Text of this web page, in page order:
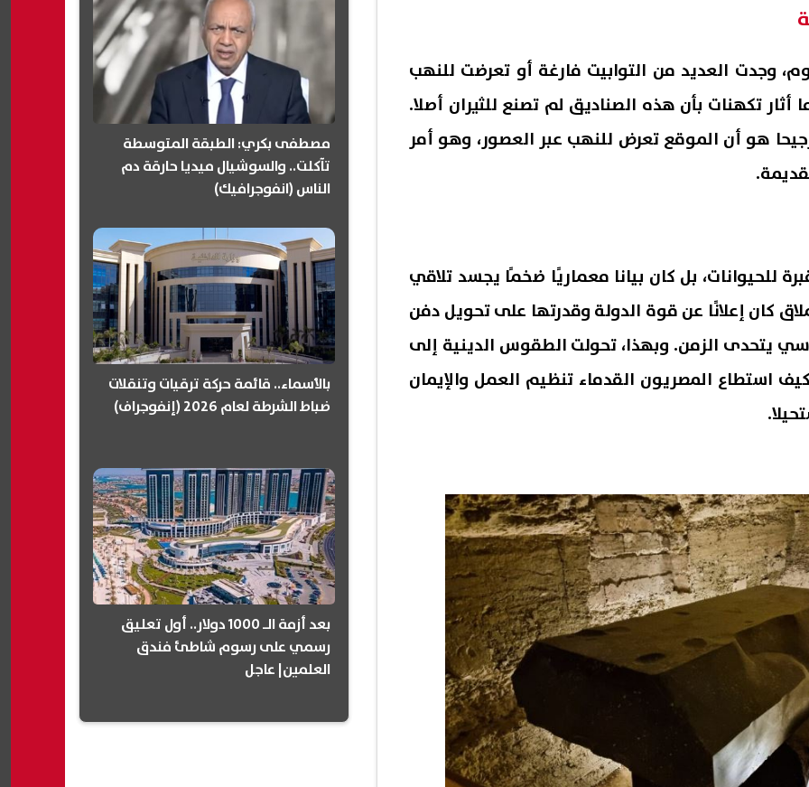
وجدت العديد من التوابيت فارغة أو تعرضت للنهب
أثار تكهنات بأن هذه الصناديق لم تصنع للثيران أصلا.
هو أن الموقع تعرض للنهب عبر العصور، وهو أمر
للحيوانات، بل كان بيانا معماريًا ضخمًا يجسد تلاقي
كان إعلانًا عن قوة الدولة وقدرتها على تحويل دفن
يتحدى الزمن. وبهذا، تحولت الطقوس الدينية إلى
استطاع المصريون القدماء تنظيم العمل والإيمان
مصطفى بكري: الطبقة المتوسطة
تآكلت.. والسوشيال ميديا حارقة دم
الناس (انفوجرافيك)
بالأسماء.. قائمة حركة ترقيات وتنقلات
ضباط الشرطة لعام 2026 (إنفوجراف)
بعد أزمة الـ 1000 دولار.. أول تعليق
رسمي على رسوم شاطئ فندق
العلمين| عاجل